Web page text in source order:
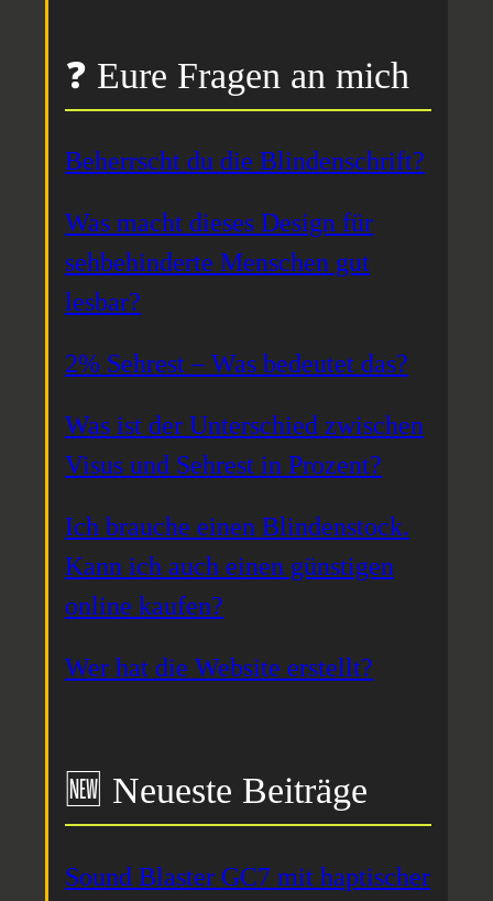
❓ Eure Fragen an mich
Beherrscht du die Blindenschrift?
Was macht dieses Design für
sehbehinderte Menschen gut
lesbar?
2% Sehrest – Was bedeutet das?
Was ist der Unterschied zwischen
Visus und Sehrest in Prozent?
Ich brauche einen Blindenstock.
Kann ich auch einen günstigen
online kaufen?
Wer hat die Website erstellt?
🆕 Neueste Beiträge
Sound Blaster GC7 mit haptischer